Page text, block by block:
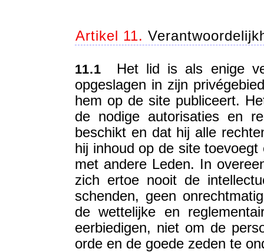
Artikel 11.
11.1 Het lid is als enige
opgeslagen in zijn
hem op de site publiceert.
de nodige autorisaties en
beschikt en dat hij alle
hij inhoud op de site
met andere Leden. In
zich ertoe nooit de
schenden, geen
de wettelijke en
eerbiedigen, niet om de
orde en de goede zeden te